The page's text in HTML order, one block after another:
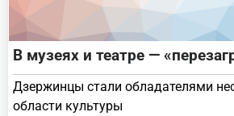
В музеях и театре —
Дзержинцы стали обладателями
области культуры